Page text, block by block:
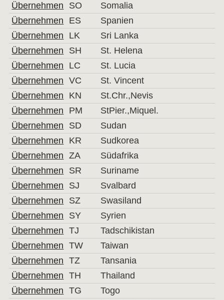
Übernehmen
SO
Somalia
Übernehmen
ES
Spanien
Übernehmen
LK
Sri Lanka
Übernehmen
SH
St. Helena
Übernehmen
LC
St. Lucia
Übernehmen
VC
St. Vincent
Übernehmen
KN
St.Chr.,Nevis
Übernehmen
PM
StPier.,Miquel.
Übernehmen
SD
Sudan
Übernehmen
KR
Sudkorea
Übernehmen
ZA
Südafrika
Übernehmen
SR
Suriname
Übernehmen
SJ
Svalbard
Übernehmen
SZ
Swasiland
Übernehmen
SY
Syrien
Übernehmen
TJ
Tadschikistan
Übernehmen
TW
Taiwan
Übernehmen
TZ
Tansania
Übernehmen
TH
Thailand
Übernehmen
TG
Togo